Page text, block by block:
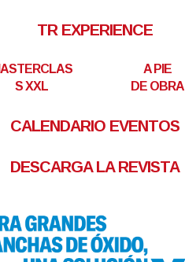
TR EXPERIENCE
S XXL
A PIE
DE OBRA
CALENDARIO EVENTOS
DESCARGA LA REVISTA